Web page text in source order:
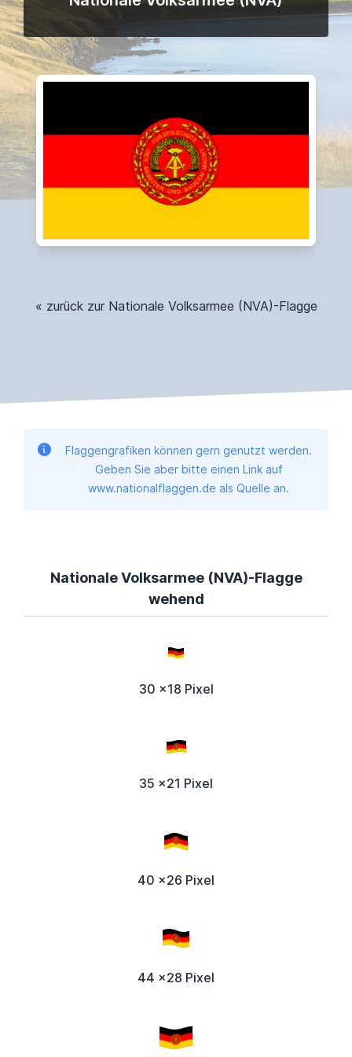
« zurück zur Nationale Volksarmee (NVA)-Flagge
Flaggengrafiken können gern genutzt werden.
Geben Sie aber bitte einen Link auf
www.nationalflaggen.de als Quelle an.
Nationale Volksarmee (NVA)-Flagge
wehend
30 x18 Pixel
35 x21 Pixel
40 x26 Pixel
44 x28 Pixel